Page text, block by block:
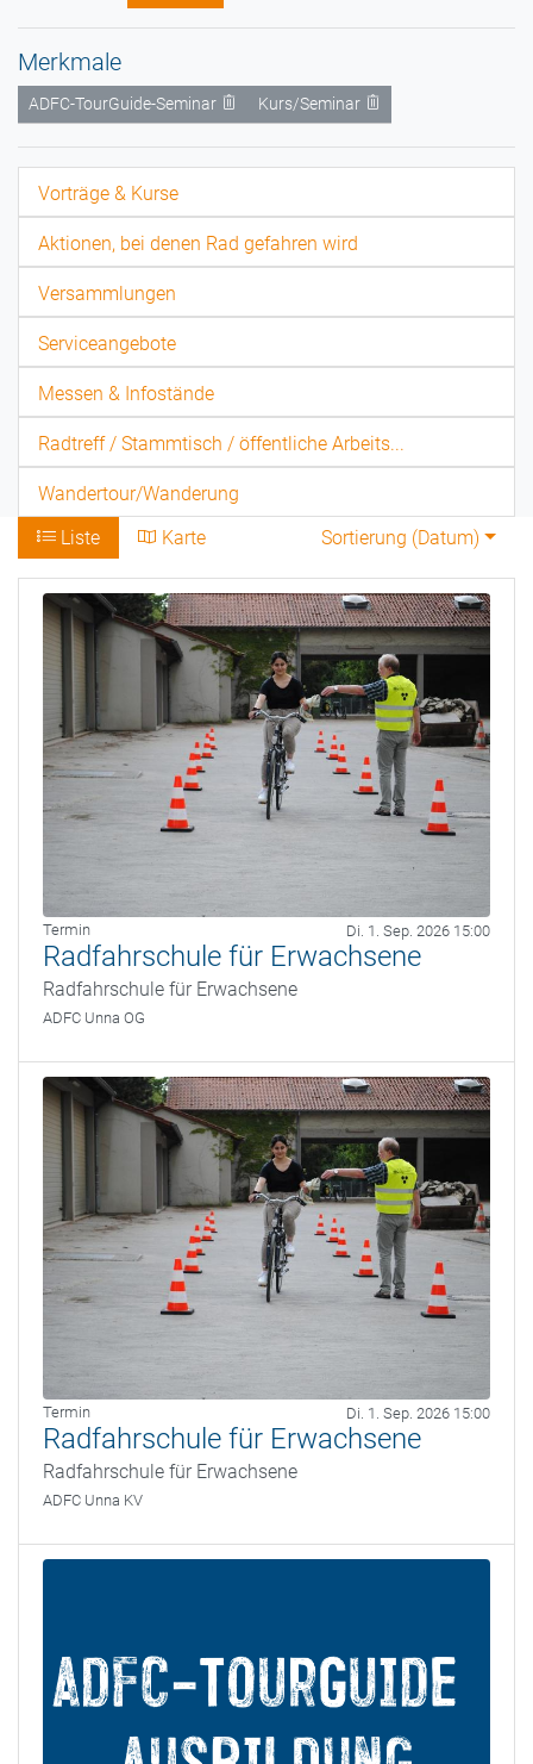
Merkmale
ADFC-TourGuide-Seminar Kurs/Seminar
Vorträge & Kurse
Aktionen, bei denen Rad gefahren wird
Versammlungen
Serviceangebote
Messen & Infostände
Radtreff / Stammtisch / öffentliche Arbeits...
Wandertour/Wanderung
Liste
Karte Sortierung (Datum)
Termin Di. 1. Sep. 2026 15:00
Radfahrschule für Erwachsene
Radfahrschule für Erwachsene
ADFC Unna OG
Termin Di. 1. Sep. 2026 15:00
Radfahrschule für Erwachsene
Radfahrschule für Erwachsene
ADFC Unna KV